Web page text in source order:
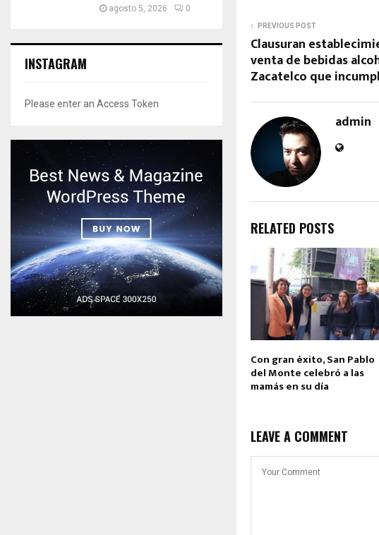
PREVIOUS POST
Clausuran
venta de bebidas
Zacatelco que
admin
RELATED POSTS
Con gran éxito, San Pablo
del Monte celebró a las
mamás en su día
LEAVE A COMMENT
agosto 5, 2026 0
INSTAGRAM
Please enter an Access Token